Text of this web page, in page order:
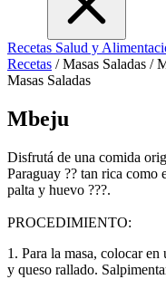
Recetas Salud y
Recetas / Masas Saladas /
Masas Saladas
Mbeju
Disfrutá de una comida
Paraguay ?? tan rica como
palta y huevo ???.
PROCEDIMIENTO:
1. Para la masa, colocar
y queso rallado.